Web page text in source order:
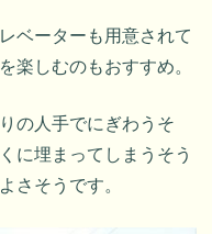
ベーターも用意されて
楽しむのもおすすめ。
の人手でにぎわうそ
に埋まってしまうそう
さそうです。